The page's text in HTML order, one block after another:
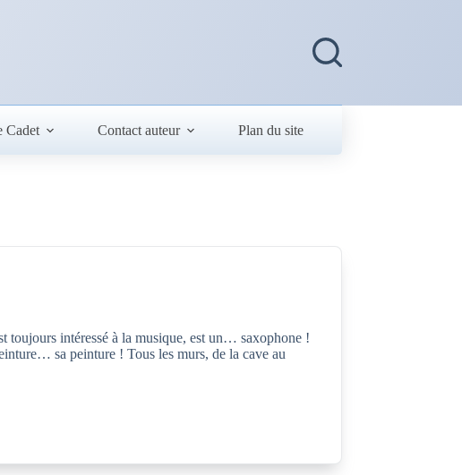
Cadet Contact auteur Plan du site
toujours intéressé à la musique, est un… saxophone !
sa peinture ! Tous les murs, de la cave au